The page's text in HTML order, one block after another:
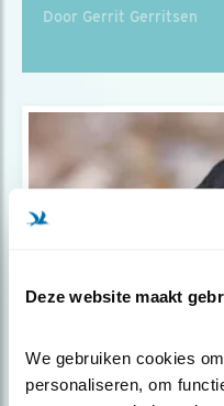
Deze website maakt
We gebruiken cookies
personaliseren, om
Door Gerrit Gerritsen
Tip